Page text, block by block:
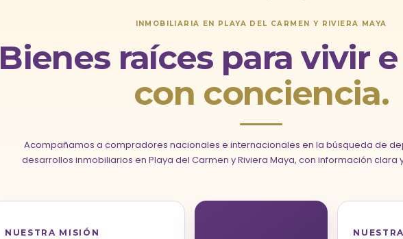
INMOBILIARIA EN PLAYA DEL CARMEN Y RIVIERA MAYA
Bienes raíces para vivir
con conciencia.
Acompañamos a compradores nacionales e internacionales en la búsqueda de
desarrollos inmobiliarios en Playa del Carmen y Riviera Maya, con información clara
NUESTRA MISIÓN